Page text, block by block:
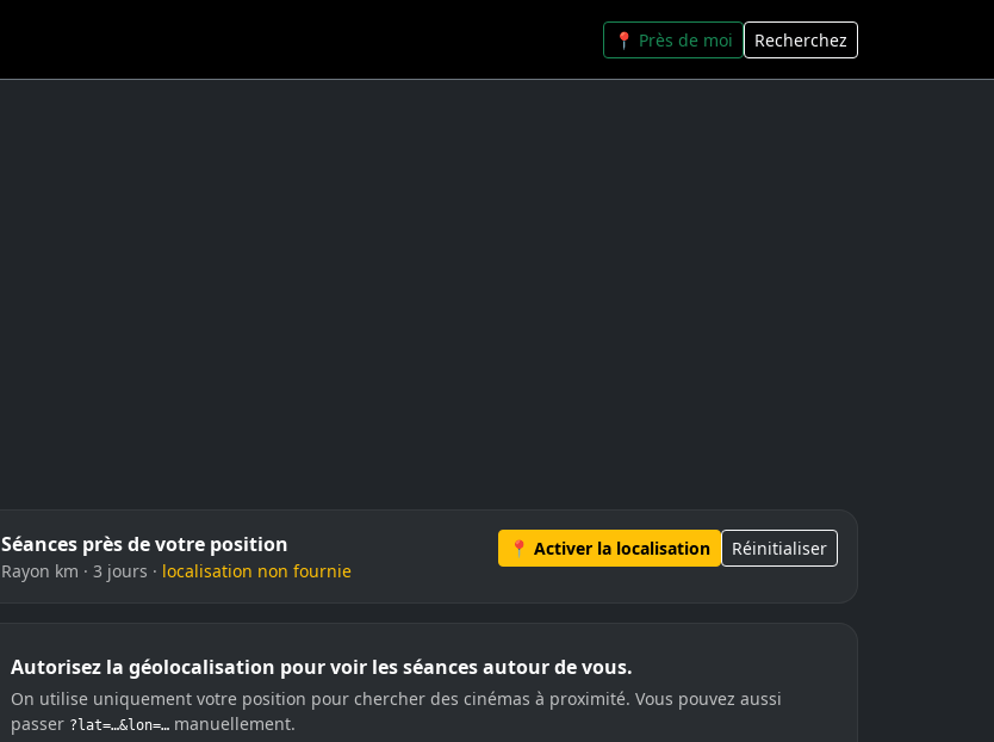
📍 Près de moi Recherchez
Séances près de votre position
Rayon km · 3 jours · localisation non fournie
📍 Activer la localisation Réinitialiser
Autorisez la géolocalisation pour voir les séances autour de vous.
On utilise uniquement votre position pour chercher des cinémas à proximité. Vous pouvez aussi
passer ?lat=…&lon=… manuellement.